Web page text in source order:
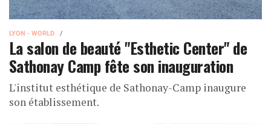
LYON - WORLD
La salon de beauté "Esthetic Center" de
Sathonay Camp fête son inauguration
L'institut esthétique de Sathonay-Camp inaugure
son établissement.